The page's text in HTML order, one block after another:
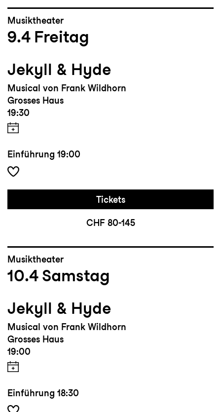
Musiktheater
9.4 Freitag
Jekyll & Hyde
Musical von Frank Wildhorn
Grosses Haus
19:30
Einführung 19:00
Tickets
CHF 80-145
Musiktheater
10.4 Samstag
Jekyll & Hyde
Musical von Frank Wildhorn
Grosses Haus
19:00
Einführung 18:30